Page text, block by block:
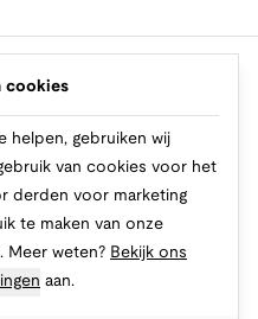
cookies
helpen, gebruiken wij
van cookies voor het
derden voor marketing
te maken van onze
Meer weten? Bekijk ons
aan.